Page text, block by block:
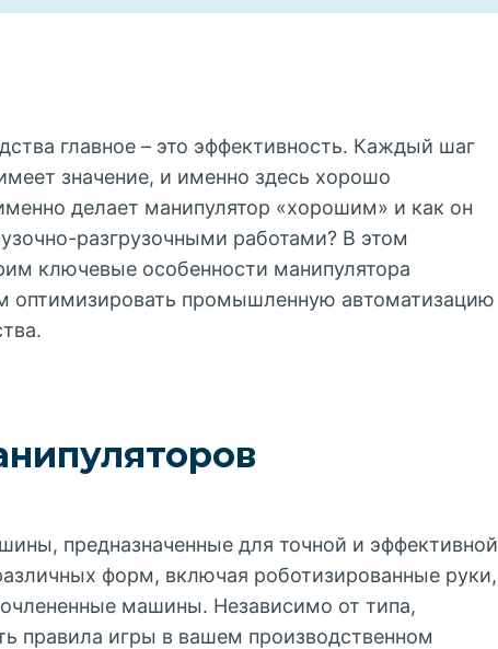
главное – это эффективность. Каждый шаг
значение, и именно здесь хорошо
делает манипулятор «хорошим» и как он
разгрузочными работами? В этом
ключевые особенности манипулятора
оптимизировать промышленную автоматизацию
предназначенные для точной и эффективной
форм, включая роботизированные руки,
машины. Независимо от типа,
правила игры в вашем производственном